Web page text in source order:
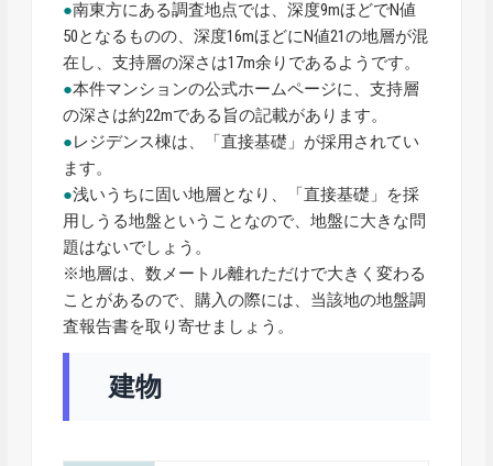
●南東方にある調査地点では、深度9mほどでN値
50となるものの、深度16mほどにN値21の地層が混
在し、支持層の深さは17m余りであるようです。
●本件マンションの公式ホームページに、支持層
の深さは約22mである旨の記載があります。
●レジデンス棟は、「直接基礎」が採用されてい
ます。
●浅いうちに固い地層となり、「直接基礎」を採
用しうる地盤ということなので、地盤に大きな問
題はないでしょう。
※地層は、数メートル離れただけで大きく変わる
ことがあるので、購入の際には、当該地の地盤調
査報告書を取り寄せましょう。
建物